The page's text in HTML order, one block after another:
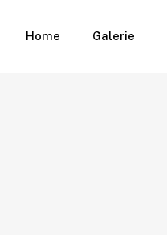
Home Galerie